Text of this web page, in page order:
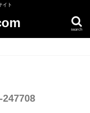
イト
search